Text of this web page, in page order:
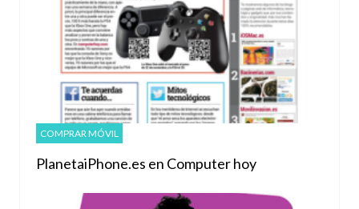
COMPRAR MÓVIL
PlanetaiPhone.es en Computer hoy